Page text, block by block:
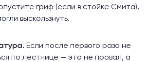
гриф (если в стойке Смита),
выскользнуть.
Если после первого раза не
по лестнице — это не провал, а